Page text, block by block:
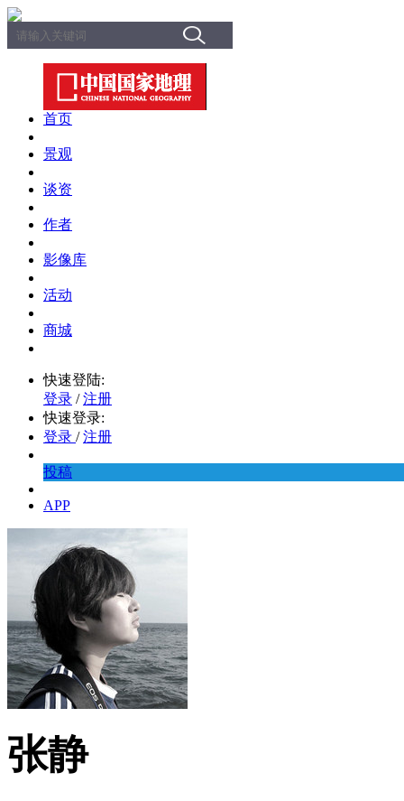
首页
景观
谈资
作者
影像库
活动
商城
快速登陆:
登录 / 注册
快速登录:
登录 / 注册
投稿
APP
张静